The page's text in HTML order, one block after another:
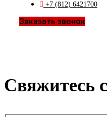
+7 (812) 6421700
Заказать звонок
Свяжитесь